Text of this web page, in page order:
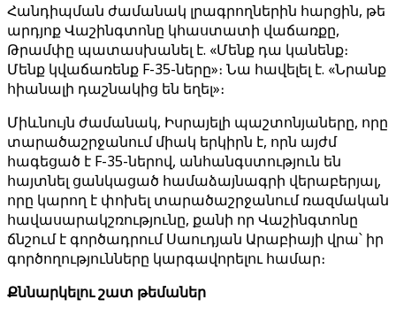
Հանդիպման ժամանակ լրագրողներին հարցին, թե
արդյոք Վաշինգտոնը կհաստատի վաճառքը,
Թրամփը պատասխանել է. «Մենք դա կանենք։
Մենք կվաճառենք F-35-ները»։ Նա հավելել է. «Նրանք
հիանալի դաշնակից են եղել»։
Միևնույն ժամանակ, Իսրայելի պաշտոնյաները, որը
տարածաշրջանում միակ երկիրն է, որն այժմ
հագեցած է F-35-ներով, անհանգստություն են
հայտնել ցանկացած համաձայնագրի վերաբերյալ,
որը կարող է փոխել տարածաշրջանում ռազմական
հավասարակշռությունը, քանի որ Վաշինգտոնը
ճնշում է գործադրում Սաուդյան Արաբիայի վրա՝ իր
գործողությունները կարգավորելու համար։
Քննարկելու շատ թեմաներ